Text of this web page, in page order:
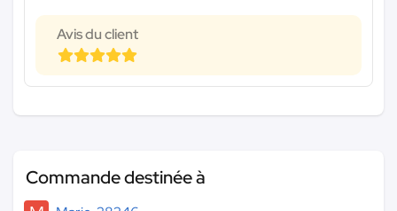
Avis du client
Commande destinée à